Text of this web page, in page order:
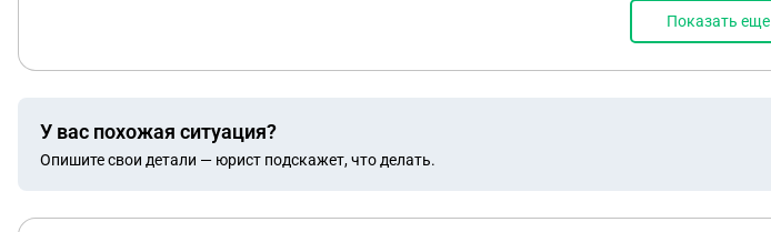
Показать еще
У вас похожая ситуация?
Опишите свои детали — юрист подскажет, что делать.